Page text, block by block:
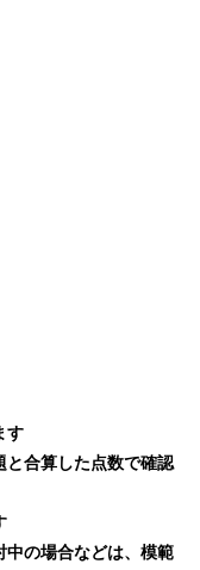
す
合算した点数で確認
中の場合などは、模範